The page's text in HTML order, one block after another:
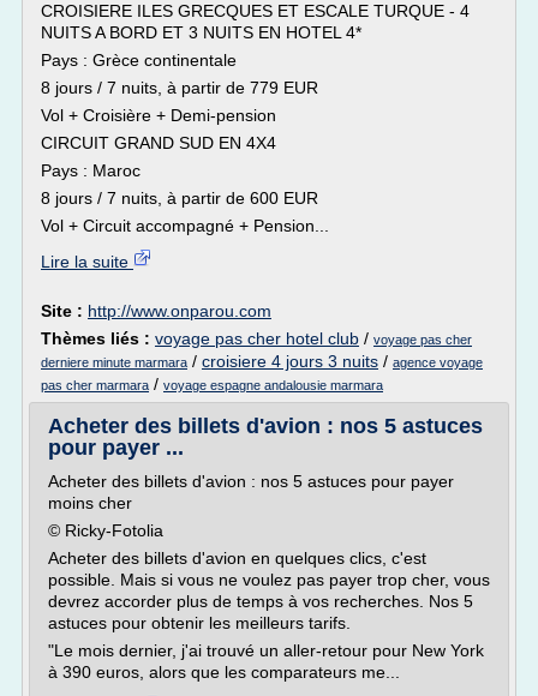
CROISIERE ILES GRECQUES ET ESCALE TURQUE - 4
NUITS A BORD ET 3 NUITS EN HOTEL 4*
Pays : Grèce continentale
8 jours / 7 nuits, à partir de 779 EUR
Vol + Croisière + Demi-pension
CIRCUIT GRAND SUD EN 4X4
Pays : Maroc
8 jours / 7 nuits, à partir de 600 EUR
Vol + Circuit accompagné + Pension...
Lire la suite
Site : http://www.onparou.com
Thèmes liés : voyage pas cher hotel club / voyage pas cher
derniere minute marmara / croisiere 4 jours 3 nuits / agence voyage
pas cher marmara / voyage espagne andalousie marmara
Acheter des billets d'avion : nos 5 astuces
pour payer ...
Acheter des billets d'avion : nos 5 astuces pour payer
moins cher
© Ricky-Fotolia
Acheter des billets d'avion en quelques clics, c'est
possible. Mais si vous ne voulez pas payer trop cher, vous
devrez accorder plus de temps à vos recherches. Nos 5
astuces pour obtenir les meilleurs tarifs.
"Le mois dernier, j'ai trouvé un aller-retour pour New York
à 390 euros, alors que les comparateurs me...